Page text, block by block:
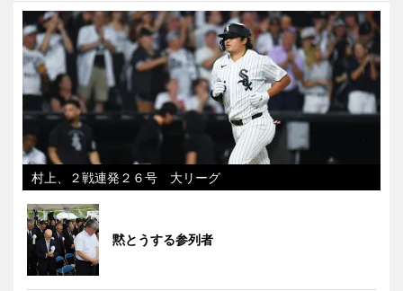
村上、２戦連発２６号 大リーグ
黙とうする参列者